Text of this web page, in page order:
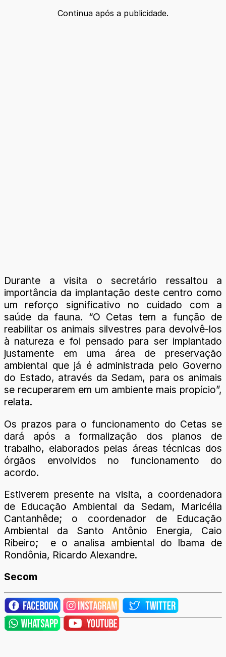
Continua após a publicidade.
Durante a visita o secretário ressaltou a
importância da implantação deste centro como
um reforço significativo no cuidado com a
saúde da fauna. “O Cetas tem a função de
reabilitar os animais silvestres para devolvê-los
à natureza e foi pensado para ser implantado
justamente em uma área de preservação
ambiental que já é administrada pelo Governo
do Estado, através da Sedam, para os animais
se recuperarem em um ambiente mais propício”,
relata.
Os prazos para o funcionamento do Cetas se
dará após a formalização dos planos de
trabalho, elaborados pelas áreas técnicas dos
órgãos envolvidos no funcionamento do
acordo.
Estiverem presente na visita, a coordenadora
de Educação Ambiental da Sedam, Maricélia
Cantanhêde; o coordenador de Educação
Ambiental da Santo Antônio Energia, Caio
Ribeiro; e o analisa ambiental do Ibama de
Rondônia, Ricardo Alexandre.
Secom